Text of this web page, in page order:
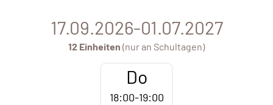
17.09.2026-01.07.2027
12 Einheiten (nur an Schultagen)
Do
18:00-19:00